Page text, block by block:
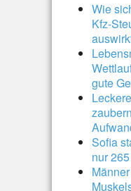
Wie
Kfz-
gute
Sofia
nur